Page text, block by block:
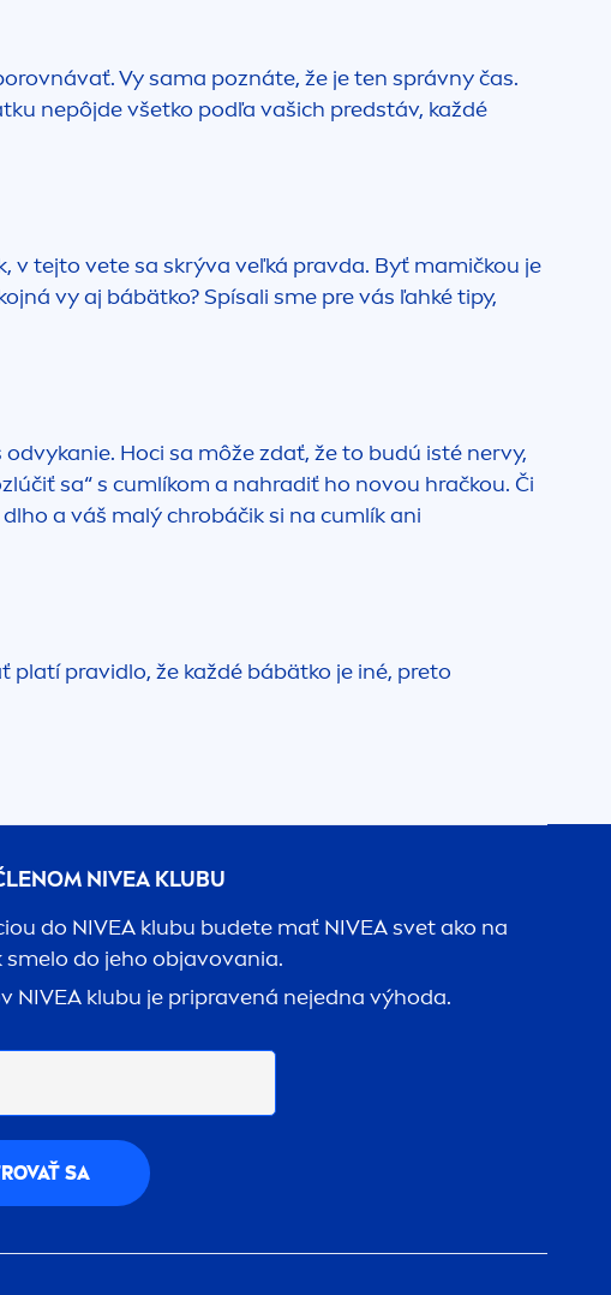
Vy sama poznáte, že je ten správny čas.
nepôjde všetko podľa vašich predstáv, každé
v tejto vete sa skrýva veľká pravda. Byť mamičkou je
vy aj bábätko? Spísali sme pre vás ľahké tipy,
Hoci sa môže zdať, že to budú isté nervy,
sa“ s cumlíkom a nahradiť ho novou hračkou. Či
a váš malý chrobáčik si na cumlík ani
pravidlo, že každé bábätko je iné, preto
NIVEA KLUBU
do NIVEA klubu budete mať NIVEAsvet ako na
smelo do jeho objavovania.
NIVEA klubu je pripravená nejedna výhoda.
SA